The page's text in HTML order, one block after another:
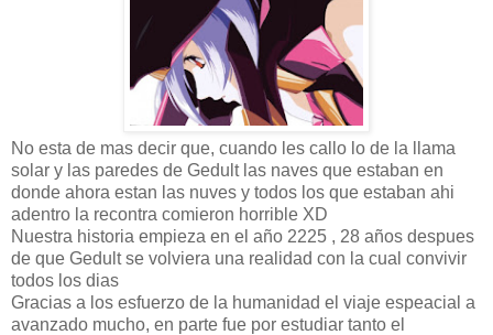
No esta de mas decir que, cuando les callo lo de la llama
solar y las paredes de Gedult las naves que estaban en
donde ahora estan las nuves y todos los que estaban ahi
adentro la recontra comieron horrible XD
Nuestra historia empieza en el año 2225 , 28 años despues
de que Gedult se volviera una realidad con la cual convivir
todos los dias
Gracias a los esfuerzo de la humanidad el viaje espeacial a
avanzado mucho, en parte fue por estudiar tanto el